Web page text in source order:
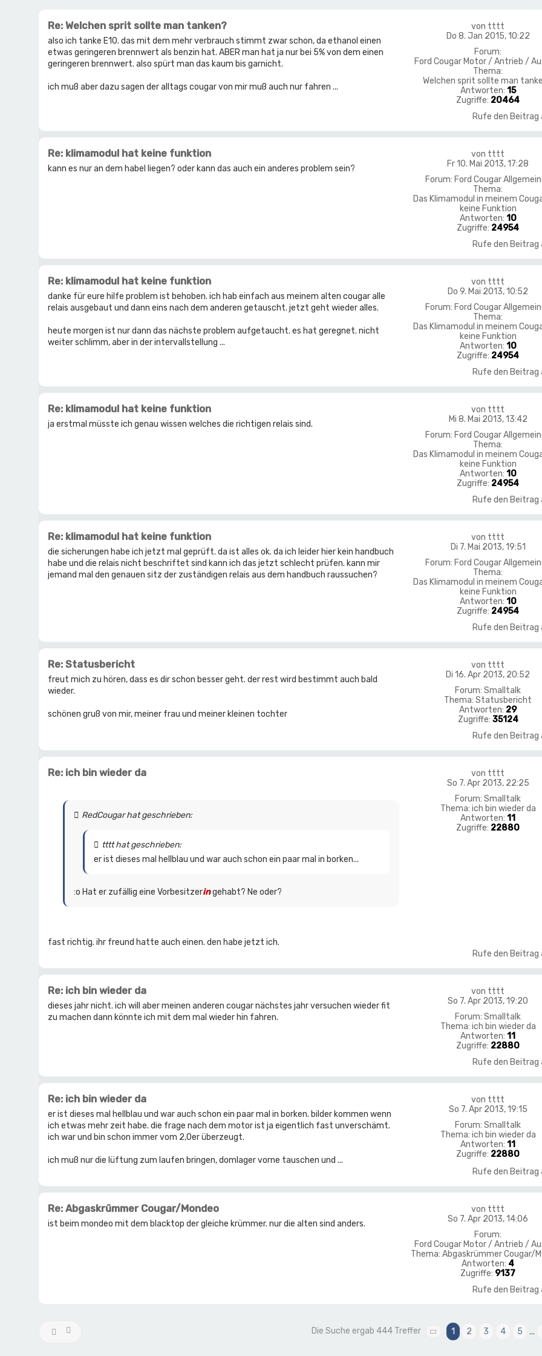
von tttt
Do 8. Jan 2015, 10:22
Forum:
Ford Cougar Motor / Antrieb /
Thema:
Welchen sprit sollte man
Antworten: 15
Zugriffe: 20464
Re: Welchen sprit sollte man tanken?
also ich tanke E10. das mit dem mehr verbrauch stimmt zwar schon, da ethanol einen
etwas geringeren brennwert als benzin hat. ABER man hat ja nur bei 5% von dem einen
geringeren brennwert. also spürt man das kaum bis garnicht.
ich muß aber dazu sagen der alltags cougar von mir muß auch nur fahren ...
Rufe den Beitrag
von tttt
Fr 10. Mai 2013, 17:28
Forum: Ford Cougar
Thema:
Das Klimamodul in meinem
keine Funktion
Antworten: 10
Zugriffe: 24954
Re: klimamodul hat keine funktion
kann es nur an dem habel liegen? oder kann das auch ein anderes problem sein?
Rufe den Beitrag
von tttt
Do 9. Mai 2013, 10:52
Forum: Ford Cougar
Thema:
Das Klimamodul in meinem
keine Funktion
Antworten: 10
Zugriffe: 24954
Re: klimamodul hat keine funktion
danke für eure hilfe problem ist behoben. ich hab einfach aus meinem alten cougar alle
relais ausgebaut und dann eins nach dem anderen getauscht. jetzt geht wieder alles.
heute morgen ist nur dann das nächste problem aufgetaucht. es hat geregnet. nicht
weiter schlimm, aber in der intervallstellung ...
Rufe den Beitrag
von tttt
Mi 8. Mai 2013, 13:42
Forum: Ford Cougar
Thema:
Das Klimamodul in meinem
keine Funktion
Antworten: 10
Zugriffe: 24954
Re: klimamodul hat keine funktion
ja erstmal müsste ich genau wissen welches die richtigen relais sind.
Rufe den Beitrag
von tttt
Di 7. Mai 2013, 19:51
Forum: Ford Cougar
Thema:
Das Klimamodul in meinem
keine Funktion
Antworten: 10
Zugriffe: 24954
Re: klimamodul hat keine funktion
die sicherungen habe ich jetzt mal geprüft. da ist alles ok. da ich leider hier kein handbuch
habe und die relais nicht beschriftet sind kann ich das jetzt schlecht prüfen. kann mir
jemand mal den genauen sitz der zuständigen relais aus dem handbuch raussuchen?
Rufe den Beitrag
von tttt
Di 16. Apr 2013, 20:52
Forum:Smalltalk
Thema:Statusbericht
Antworten: 29
Zugriffe: 35124
Re: Statusbericht
freut mich zu hören, dass es dir schon besser geht. der rest wird bestimmt auch bald
wieder.
schönen gruß von mir, meiner frau und meiner kleinen tochter
Rufe den Beitrag
von tttt
So 7. Apr 2013, 22:25
Forum:Smalltalk
Thema: ich bin wieder da
Antworten:11
Zugriffe: 22880
Re: ich bin wieder da
RedCougar hat geschrieben:
tttt hat geschrieben:
er ist dieses mal hellblau und war auch schon ein paar mal in borken...
:o Hat er zufällig eine Vorbesitzeringehabt? Ne oder?
fast richtig. ihr freund hatte auch einen. den habe jetzt ich.
Rufe den Beitrag
von tttt
So 7. Apr 2013, 19:20
Forum:Smalltalk
Thema: ich bin wieder da
Antworten:11
Zugriffe: 22880
Re: ich bin wieder da
dieses jahr nicht. ich will aber meinen anderen cougar nächstes jahr versuchen wieder fit
zu machen dann könnte ich mit dem mal wieder hin fahren.
Rufe den Beitrag
von tttt
So 7. Apr 2013, 19:15
Forum:Smalltalk
Thema: ich bin wieder da
Antworten:11
Zugriffe: 22880
Re: ich bin wieder da
er ist dieses mal hellblau und war auch schon ein paar mal in borken. bilder kommen wenn
ich etwas mehr zeit habe. die frage nach dem motor ist ja eigentlich fast unverschämt.
ich war und bin schon immer vom 2,0er überzeugt.
ich muß nur die lüftung zum laufen bringen, domlager vorne tauschen und ...
Rufe den Beitrag
von tttt
So 7. Apr 2013, 14:06
Forum:
Ford Cougar Motor / Antrieb /
Thema: Abgaskrümmer Cougar/
Antworten: 4
Zugriffe: 9137
Re: Abgaskrümmer Cougar/Mondeo
ist beim mondeo mit dem blacktop der gleiche krümmer. nur die alten sind anders.
Rufe den Beitrag
Die Suche ergab 444 Treffer Seite 1von45
1 2 3 4 5 …